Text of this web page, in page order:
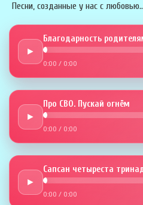
Песни, созданные у нас с
►
Благодарность
0:00 / 0:00
►
Про СВО. Пускай огнём
0:00 / 0:00
►
Сапсан четыреста
0:00 / 0:00